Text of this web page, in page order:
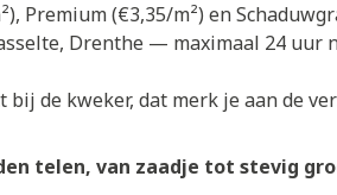
Premium (€3,35/m²) en
Drenthe — maximaal 24 uur
de kweker, dat merk je aan de
telen, van zaadje tot stevig